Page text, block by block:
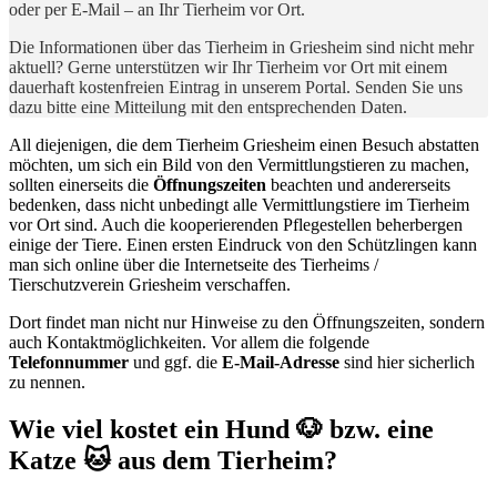
oder per E-Mail – an Ihr Tierheim vor Ort.
Die Informationen über das Tierheim in Griesheim sind nicht mehr
aktuell? Gerne unterstützen wir Ihr Tierheim vor Ort mit einem
dauerhaft kostenfreien Eintrag in unserem Portal. Senden Sie uns
dazu bitte eine Mitteilung mit den entsprechenden Daten.
All diejenigen, die dem Tierheim Griesheim einen Besuch abstatten
möchten, um sich ein Bild von den Vermittlungstieren zu machen,
sollten einerseits die Öffnungszeiten beachten und andererseits
bedenken, dass nicht unbedingt alle Vermittlungstiere im Tierheim
vor Ort sind. Auch die kooperierenden Pflegestellen beherbergen
einige der Tiere. Einen ersten Eindruck von den Schützlingen kann
man sich online über die Internetseite des Tierheims /
Tierschutzverein Griesheim verschaffen.
Dort findet man nicht nur Hinweise zu den Öffnungszeiten, sondern
auch Kontaktmöglichkeiten. Vor allem die folgende
Telefonnummer und ggf. die E-Mail-Adresse sind hier sicherlich
zu nennen.
Wie viel kostet ein Hund 🐶 bzw. eine
Katze 🐱 aus dem Tierheim?